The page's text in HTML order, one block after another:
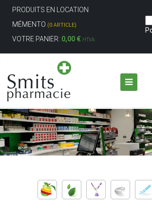
Aller au contenu
PRODUITS EN LOCATION
MÉMENTO (0 ARTICLE)
VOTRE PANIER: 0,00 € HTVA